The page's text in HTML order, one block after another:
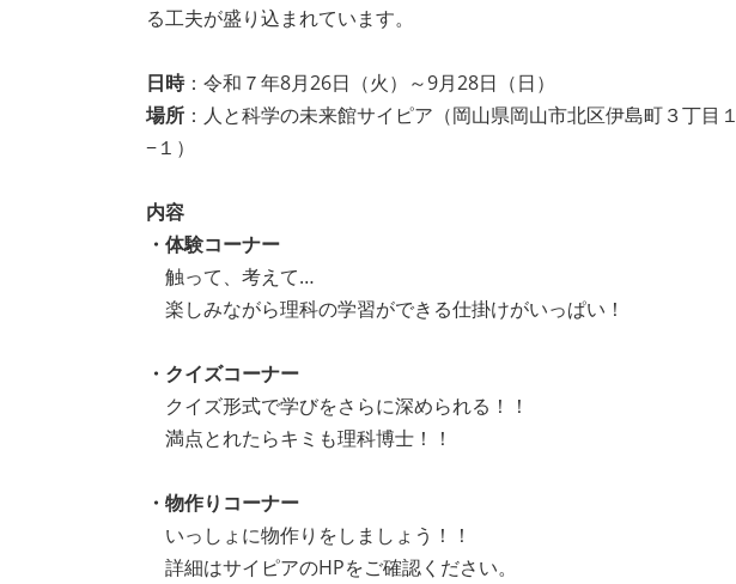
る工夫が盛り込まれています。
日時：令和７年8月26日（火）～9月28日（日）
場所 ：人と科学の未来館サイピア（岡山県岡山市北区伊島町３丁目１
−１）
内容
・体験コーナー
触って、考えて…
楽しみながら理科の学習ができる仕掛けがいっぱい！
・クイズコーナー
クイズ形式で学びをさらに深められる！！
満点とれたらキミも理科博士！！
・物作りコーナー
いっしょに物作りをしましょう！！
詳細はサイピアのHPをご確認ください。